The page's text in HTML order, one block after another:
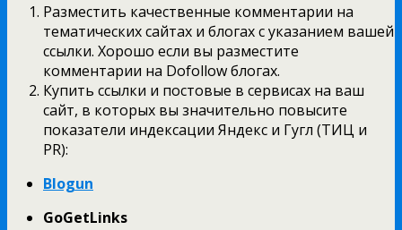
Разместить качественные комментарии на
тематических сайтах и блогах с указанием вашей
ссылки. Хорошо если вы разместите
комментарии на Dofollow блогах.
Купить ссылки и постовые в сервисах на ваш
сайт, в которых вы значительно повысите
показатели индексации Яндекс и Гугл (ТИЦ и
PR):
Blogun
GoGetLinks